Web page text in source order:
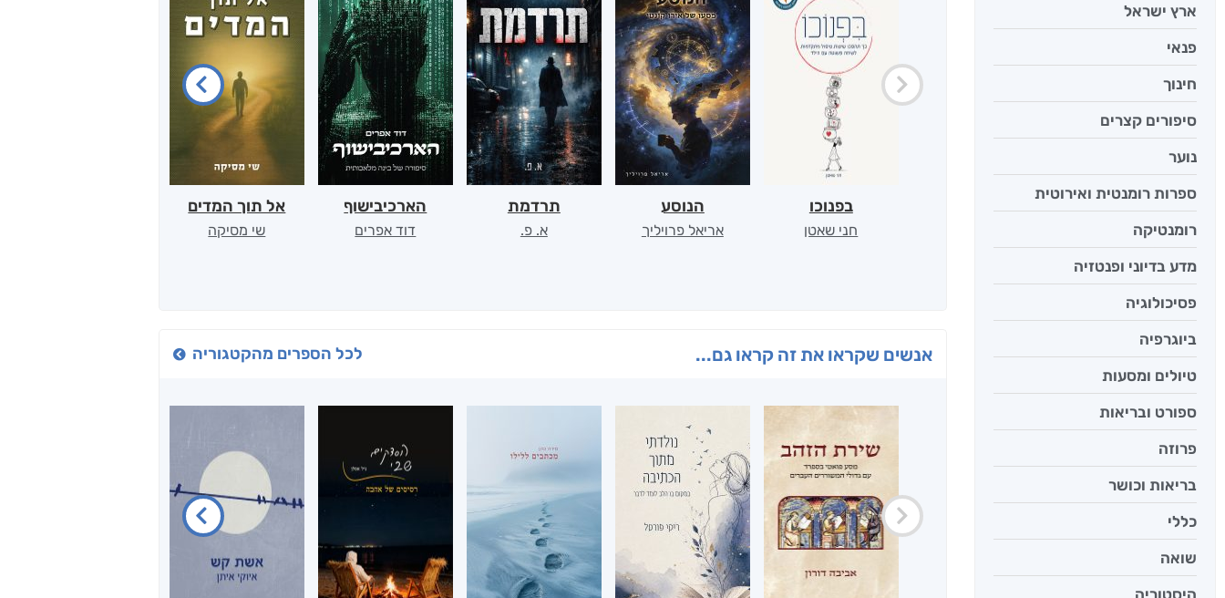
ארץ ישראל
פנאי
חינוך
סיפורים קצרים
נוער
ספרות רומנטית ואירוטית
רומנטיקה
מדע בדיוני ופנטזיה
פסיכולוגיה
ביוגרפיה
טיולים ומסעות
ספורט ובריאות
פרוזה
בריאות וכושר
כללי
שואה
היסטוריה
בפנוכו
חני שאטן
הנוסע
אריאל פרויליך
תרדמת
א. פ.
הארכיבישוף
דוד אפרים
אל תוך המדים
שי מסיקה
אנשים שקראו את זה קראו גם... לכל הספרים מהקטגוריה